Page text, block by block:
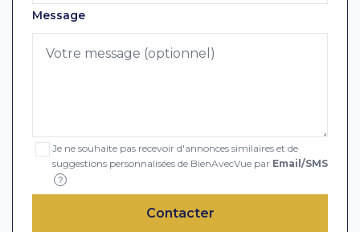
Message
Je ne souhaite pas recevoir d'annonces similaires et de
suggestions personnalisées de BienAvecVue par Email/SMS
?
Contacter